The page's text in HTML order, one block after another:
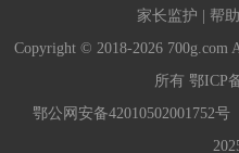
家长监护
帮
Copyright © 2018-2026 700g.com
所有 鄂ICP
鄂公网安备42010502001752号